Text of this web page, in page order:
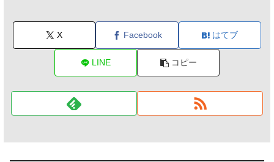
X Facebook はてブ
LINE コピー